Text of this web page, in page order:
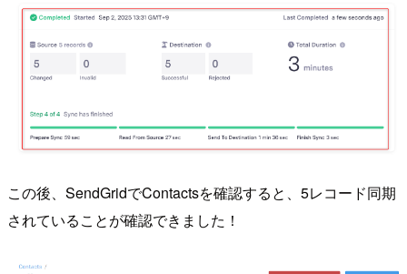
この後、SendGridでContactsを確認すると、5レコード同期
されていることが確認できました！